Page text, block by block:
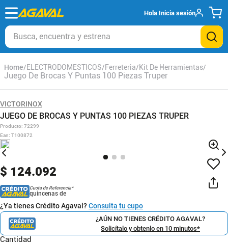
Hola Inicia sesión
Busca, encuentra y estrena
ELECTRODOMESTICOS Ferreteria Kit De Herramientas
Juego De Brocas Y Puntas 100 Piezas Truper
VICTORINOX
JUEGO DE BROCAS Y PUNTAS 100 PIEZAS TRUPER
Producto: 72299
Ean: T100872
$ 124.092
Cuota de Referencia*
quincenas de
¿Ya tienes Crédito Agaval?Consulta tu cupo
¿AÚN NO TIENES CRÉDITO AGAVAL?
Solicítalo y obtenlo en 10 minutos*
Cantidad